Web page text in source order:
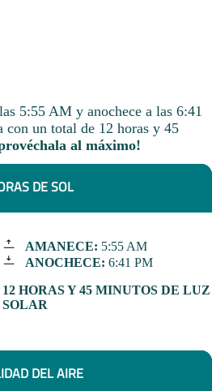
5:55 AM y anochece a las 6:41
con un total de 12 horas y 45
al máximo!
DE SOL
AMANECE: 5:55 AM
ANOCHECE: 6:41 PM
12 HORAS Y 45 MINUTOS DE LUZ
SOLAR
DEL AIRE